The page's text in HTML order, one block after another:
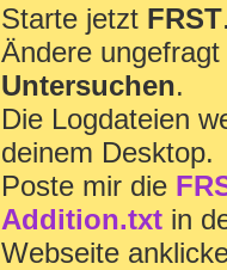
Starte jetzt FRST
Ändere
Untersuchen.
Die Logdateien
deinem Desktop.
Poste mir die
Addition.txt in
Webseite